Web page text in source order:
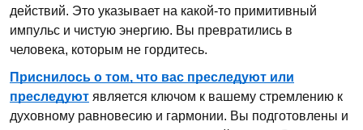
действий. Это указывает на какой-то примитивный
импульс и чистую энергию. Вы превратились в
человека, которым не гордитесь.
Приснилось о том, что вас преследуют или
преследуют является ключом к вашему стремлению к
духовному равновесию и гармонии. Вы подготовлены и